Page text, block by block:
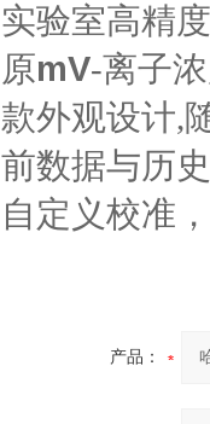
实验室高精
原mV-离子
款外观设计,
前数据与历
自定义校准，
产品：